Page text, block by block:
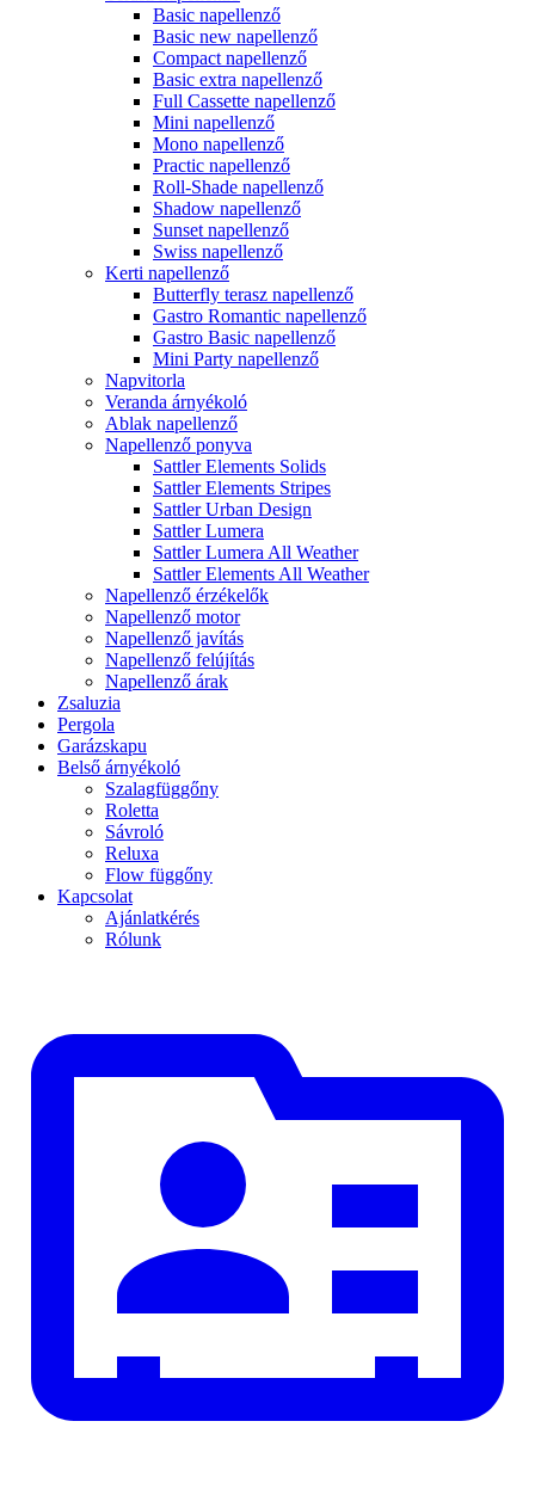
Basic napellenző
Basic new napellenző
Compact napellenző
Basic extra napellenző
Full Cassette napellenző
Mini napellenző
Mono napellenző
Practic napellenző
Roll-Shade napellenző
Shadow napellenző
Sunset napellenző
Swiss napellenző
Kerti napellenző
Butterfly terasz napellenző
Gastro Romantic napellenző
Gastro Basic napellenző
Mini Party napellenző
Napvitorla
Veranda árnyékoló
Ablak napellenző
Napellenző ponyva
Sattler Elements Solids
Sattler Elements Stripes
Sattler Urban Design
Sattler Lumera
Sattler Lumera All Weather
Sattler Elements All Weather
Napellenző érzékelők
Napellenző motor
Napellenző javítás
Napellenző felújítás
Napellenző árak
Zsaluzia
Pergola
Garázskapu
Belső árnyékoló
Szalagfüggőny
Roletta
Sávroló
Reluxa
Flow függőny
Kapcsolat
Ajánlatkérés
Rólunk